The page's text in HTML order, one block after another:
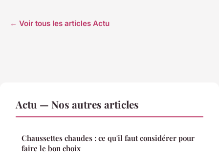
← Voir tous les articles Actu
Actu — Nos autres articles
Chaussettes chaudes : ce qu'il faut considérer pour
faire le bon choix